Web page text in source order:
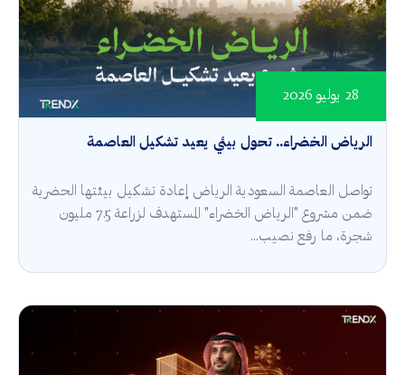
الرياض الخضراء.. تحول بيئي يعيد تشكيل العاصمة
28 يوليو 2026
تواصل العاصمة السعودية الرياض إعادة تشكيل بيئتها الحضرية
ضمن مشروع "الرياض الخضراء" المستهدف لزراعة 7.5 مليون
شجرة، ما رفع نصيب...